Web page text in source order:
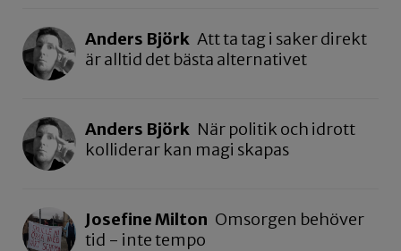
Anders Björk Att ta tag i saker direkt
är alltid det bästa alternativet
Anders Björk När politik och idrott
kolliderar kan magi skapas
Josefine Milton Omsorgen behöver
tid - inte tempo